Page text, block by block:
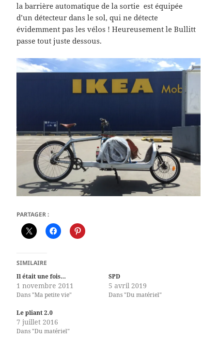
la barrière automatique de la sortie est équipée
d’un détecteur dans le sol, qui ne détecte
évidemment pas les vélos ! Heureusement le Bullitt
passe tout juste dessous.
PARTAGER :
SIMILAIRE
Il était une fois…
1 novembre 2011
Dans "Ma petite vie"
SPD
5 avril 2019
Dans "Du matériel"
Le pliant 2.0
7 juillet 2016
Dans "Du matériel"